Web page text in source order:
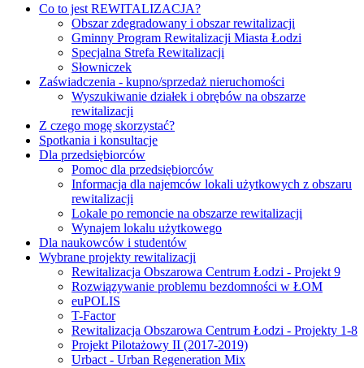
Co to jest REWITALIZACJA?
Obszar zdegradowany i obszar rewitalizacji
Gminny Program Rewitalizacji Miasta Łodzi
Specjalna Strefa Rewitalizacji
Słowniczek
Zaświadczenia - kupno/sprzedaż nieruchomości
Wyszukiwanie działek i obrębów na obszarze
rewitalizacji
Z czego mogę skorzystać?
Spotkania i konsultacje
Dla przedsiębiorców
Pomoc dla przedsiębiorców
Informacja dla najemców lokali użytkowych z obszaru
rewitalizacji
Lokale po remoncie na obszarze rewitalizacji
Wynajem lokalu użytkowego
Dla naukowców i studentów
Wybrane projekty rewitalizacji
Rewitalizacja Obszarowa Centrum Łodzi - Projekt 9
Rozwiązywanie problemu bezdomności w ŁOM
euPOLIS
T-Factor
Rewitalizacja Obszarowa Centrum Łodzi - Projekty 1-8
Projekt Pilotażowy II (2017-2019)
Urbact - Urban Regeneration Mix